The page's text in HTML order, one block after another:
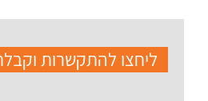
ליחצו להתקשרות